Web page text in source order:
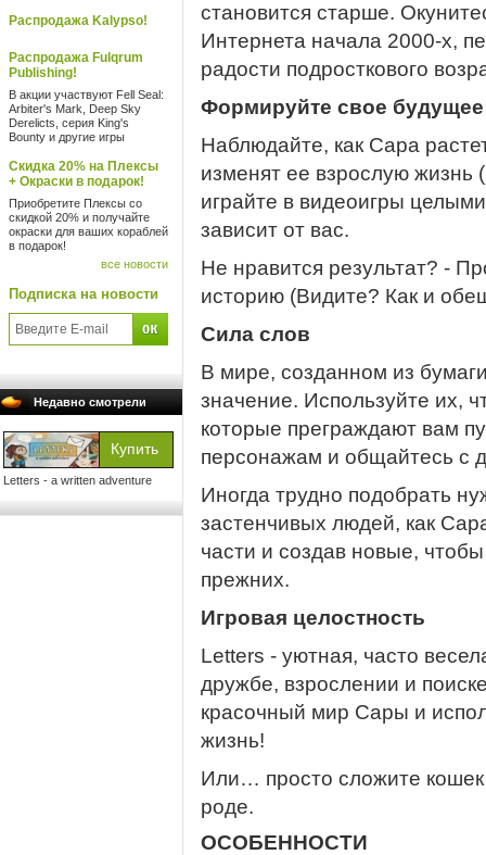
Распродажа Kalypso!
Распродажа Fulqrum
Publishing!
В акции участвуют Fell Seal:
Arbiter's Mark, Deep Sky
Derelicts, серия King's
Bounty и другие игры
Скидка 20% на Плексы
+ Окраски в подарок!
Приобретите Плексы со
скидкой 20% и получайте
окраски для ваших кораблей
в подарок!
все новости
Подписка на новости
Недавно смотрели
Letters - a written adventure
становится старше.
Интернета начала 2000-х,
радости подросткового
Формируйте свое будущее
Наблюдайте, как Сара
изменят ее взрослую жизнь
играйте в видеоигры
зависит от вас.
Не нравится результат? -
историю (Видите? Как и
Сила слов
В мире, созданном из
значение. Используйте их,
которые преграждают вам
персонажам и общайтесь с
Иногда трудно подобрать
застенчивых людей, как
части и создав новые,
прежних.
Игровая целостность
Letters - уютная, часто
дружбе, взрослении и
красочный мир Сары и
жизнь!
Или… просто сложите кошек
роде.
ОСОБЕННОСТИ